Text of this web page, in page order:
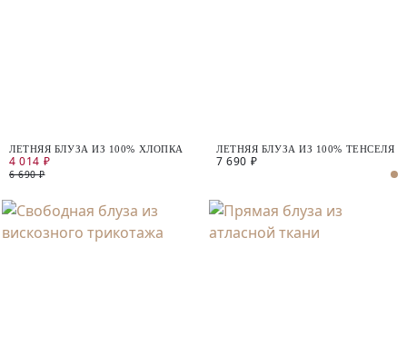
ЛЕТНЯЯ БЛУЗА ИЗ 100% ХЛОПКА
4 014 ₽
6 690 ₽
ЛЕТНЯЯ БЛУЗА ИЗ 100% ТЕНСЕЛЯ
7 690 ₽